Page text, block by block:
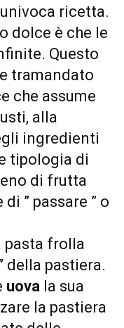
ricetta.
dolce è che le
Questo
tramandato
che assume
alla
ingredienti
tipologia di
di frutta
” passare ” o
pasta frolla
della pastiera.
uova la sua
la pastiera